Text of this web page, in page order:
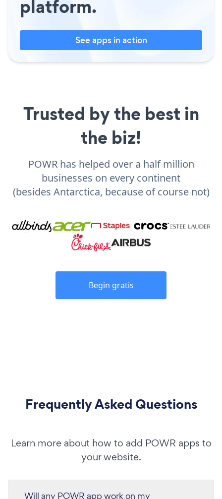
platform.
See apps in action
Trusted by the best in
the biz!
POWR has helped over a half million
businesses on every continent
(besides Antarctica, because of course not)
Begin gratis
Frequently Asked Questions
Learn more about how to add POWR apps to
your website.
Will any POWR app work on my